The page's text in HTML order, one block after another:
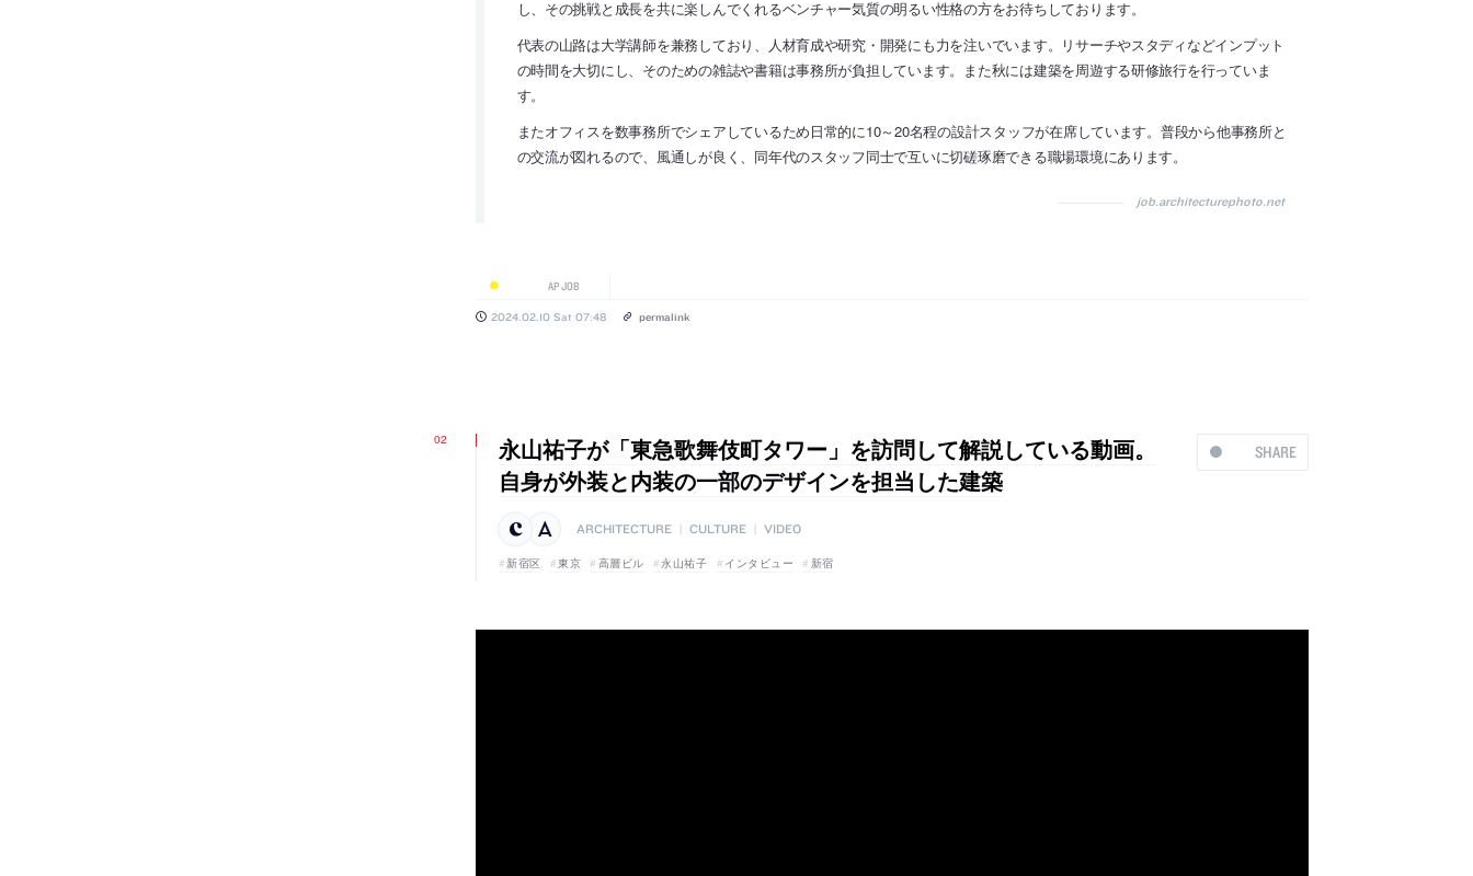
し、その挑戦と成長を共に楽しんでくれるベンチャー気質の明るい性格の方をお待ちしております。
代表の山路は大学講師を兼務しており、人材育成や研究・開発にも力を注いでいます。リサーチやスタディなどインプット
の時間を大切にし、そのための雑誌や書籍は事務所が負担しています。また秋には建築を周遊する研修旅行を行っていま
す。
またオフィスを数事務所でシェアしているため日常的に10～20名程の設計スタッフが在席しています。普段から他事務所と
の交流が図れるので、風通しが良く、同年代のスタッフ同士で互いに切磋琢磨できる職場環境にあります。
job.architecturephoto.net
AP JOB
2024.02.10 Sat 07:48 permalink
SHARE
永山祐子が「東急歌舞伎町タワー」を訪問して解説している動画。
自身が外装と内装の一部のデザインを担当した建築
ARCHITECTURE CULTURE VIDEO
新宿区 東京 高層ビル 永山祐子 インタビュー 新宿